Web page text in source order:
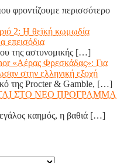
φροντίζουμε περισσότερο
2: Η θεϊκή κωμωδία
επεισόδια
της αστυνομικής […]
«Αέρας Φρεσκάδας»: Για
στην ελληνική εξοχή
της Procter & Gamble, […]
ΣΤΟ ΝΕΟ ΠΡΟΓΡΑΜΜΑ
καημός, η βαθιά […]